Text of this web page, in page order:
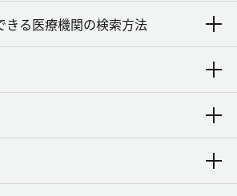
きる医療機関の検索方法